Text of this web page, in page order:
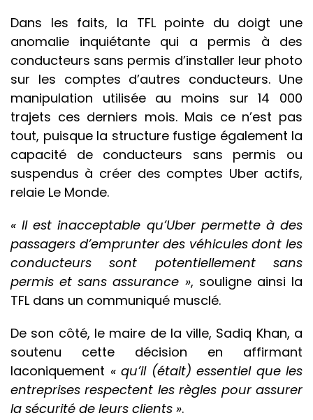
Dans les faits, la TFL pointe du doigt une
anomalie inquiétante qui a permis à des
conducteurs sans permis d’installer leur photo
sur les comptes d’autres conducteurs. Une
manipulation utilisée au moins sur 14 000
trajets ces derniers mois. Mais ce n’est pas
tout, puisque la structure fustige également la
capacité de conducteurs sans permis ou
suspendus à créer des comptes Uber actifs,
relaie Le Monde.
« Il est inacceptable qu’Uber permette à des
passagers d’emprunter des véhicules dont les
conducteurs sont potentiellement sans
permis et sans assurance », souligne ainsi la
TFL dans un communiqué musclé.
De son côté, le maire de la ville, Sadiq Khan, a
soutenu cette décision en affirmant
laconiquement « qu’il (était) essentiel que les
entreprises respectent les règles pour assurer
la sécurité de leurs clients ».